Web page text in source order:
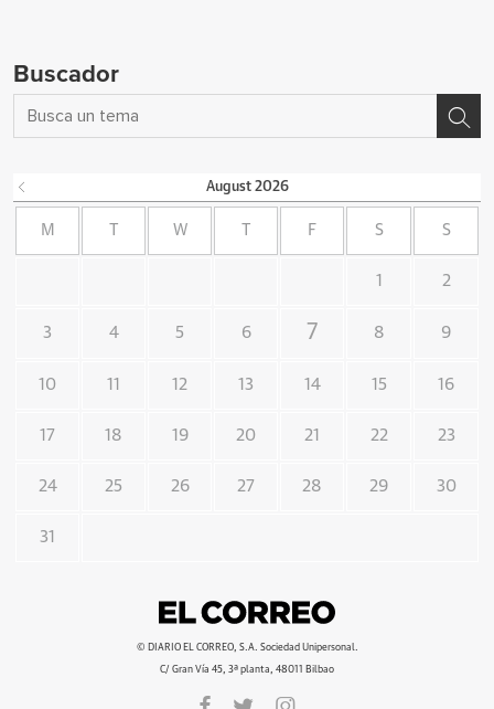
Buscador
August 2026
M W F S S
1 2
3 4 5 6 7 8 9
10 11 12 13 14 15 16
17 18 19 20 21 22 23
24 25 26 27 28 29 30
31
© DIARIO EL CORREO, S.A. Sociedad Unipersonal.
C/ Gran Vía 45, 3ª planta, 48011 Bilbao